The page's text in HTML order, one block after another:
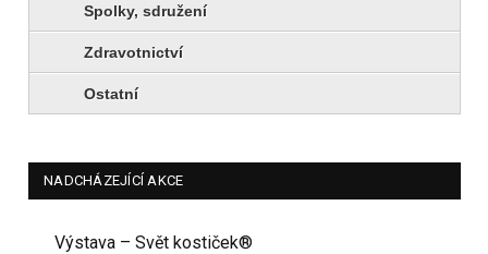
Spolky, sdružení
Zdravotnictví
Ostatní
NADCHÁZEJÍCÍ AKCE
Výstava – Svět kostiček®